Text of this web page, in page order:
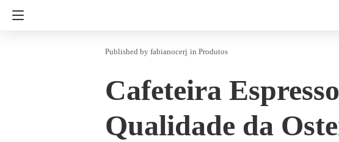
fabianocerj in Produtos
Cafeteira
Qualidade da